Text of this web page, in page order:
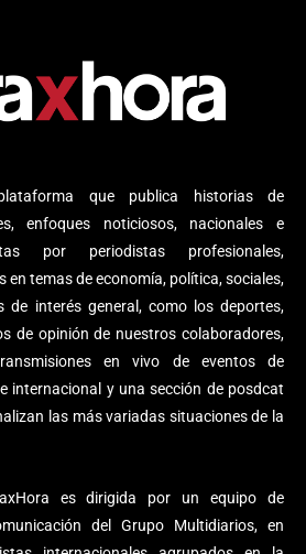
que publica historias de
enfoques noticiosos, nacionales e
por periodistas profesionales,
en temas de economía, política, sociales,
de interés general, como los deportes,
de opinión de nuestros colaboradores,
en vivo de eventos de
internacional y una sección de posdcat
las más variadas situaciones de la
es dirigida por un equipo de
del Grupo Multidiarios, en